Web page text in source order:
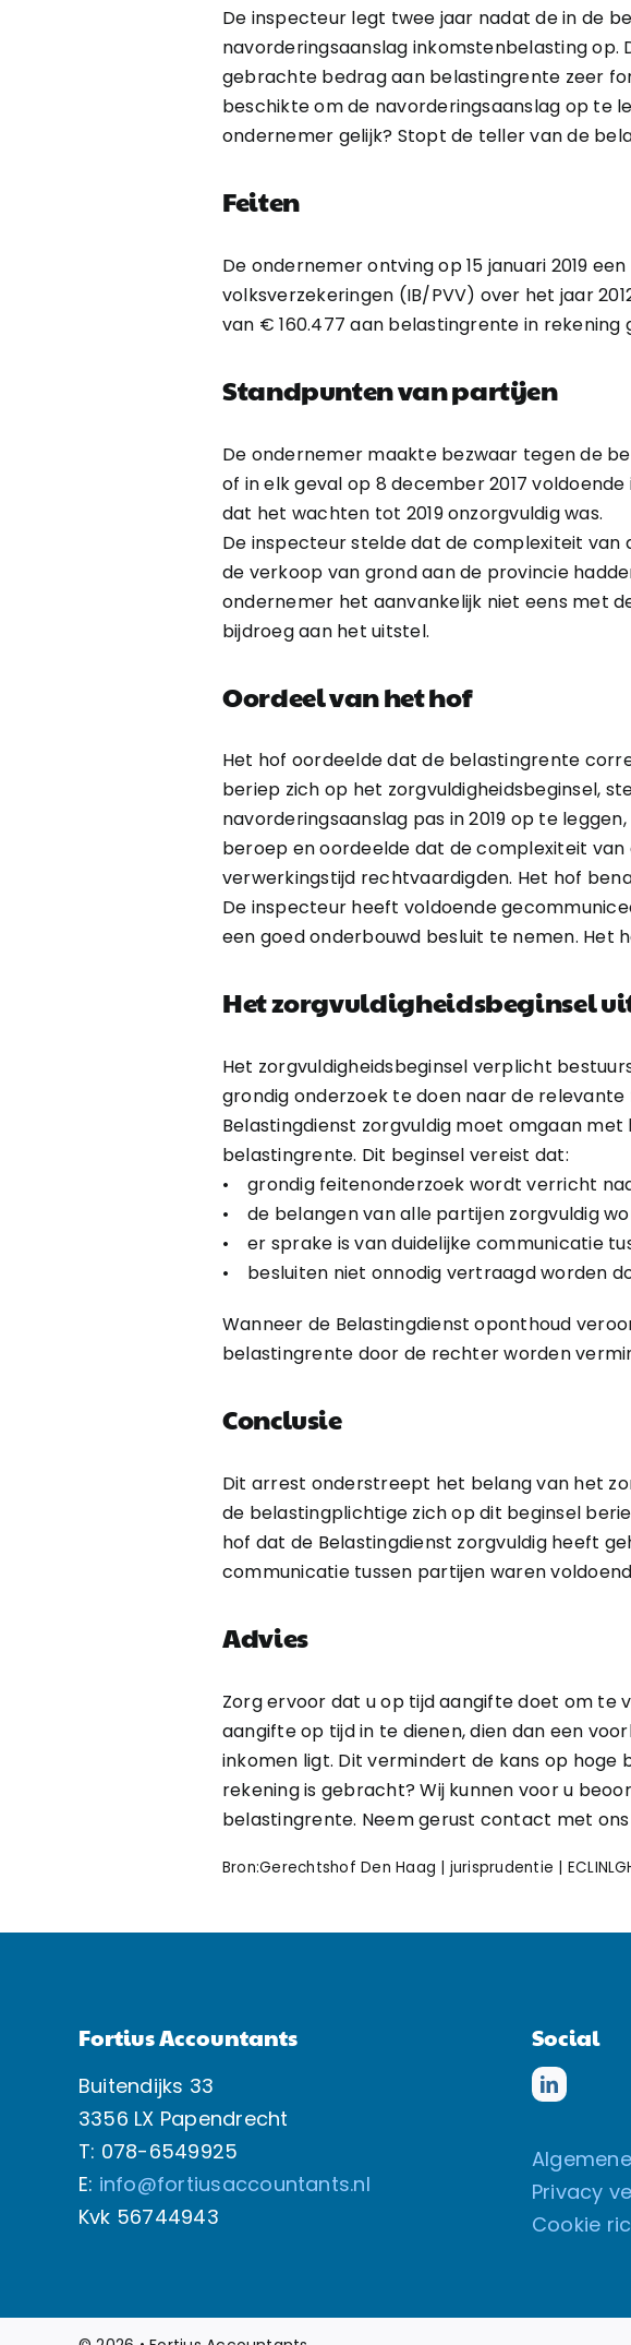
De inspecteur legt twee jaar nadat de in de
navorderingsaanslag inkomstenbelasting
gebrachte bedrag aan belastingrente zeer
beschikte om de navorderingsaanslag op te
ondernemer gelijk? Stopt de teller van de
Feiten
De ondernemer ontving op 15 januari 2019
volksverzekeringen (IB/PVV) over het jaar
van € 160.477 aan belastingrente in rekening
Standpunten van partijen
De ondernemer maakte bezwaar tegen de
of in elk geval op 8 december 2017
dat het wachten tot 2019 onzorgvuldig was.
De inspecteur stelde dat de complexiteit van
de verkoop van grond aan de provincie
ondernemer het aanvankelijk niet eens met
bijdroeg aan het uitstel.
Oordeel van het hof
Het hof oordeelde dat de belastingrente
beriep zich op het zorgvuldigheidsbeginsel,
navorderingsaanslag pas in 2019 op te
beroep en oordeelde dat de complexiteit
verwerkingstijd rechtvaardigden. Het hof
De inspecteur heeft voldoende
een goed onderbouwd besluit te nemen. Het
Het zorgvuldigheidsbeginsel
Het zorgvuldigheidsbeginsel verplicht
grondig onderzoek te doen naar de
Belastingdienst zorgvuldig moet omgaan
belastingrente. Dit beginsel vereist dat:
• grondig feitenonderzoek wordt verricht
• de belangen van alle partijen zorgvuldig
• er sprake is van duidelijke communicatie
• besluiten niet onnodig vertraagd worden
Wanneer de Belastingdienst oponthoud
belastingrente door de rechter worden
Conclusie
Dit arrest onderstreept het belang van het
de belastingplichtige zich op dit beginsel
hof dat de Belastingdienst zorgvuldig heeft
communicatie tussen partijen waren
Advies
Zorg ervoor dat u op tijd aangifte doet om
aangifte op tijd in te dienen, dien dan een
inkomen ligt. Dit vermindert de kans op
rekening is gebracht? Wij kunnen voor u
belastingrente. Neem gerust contact met
Bron:Gerechtshof Den Haag | jurisprudentie |
Fortius Accountants
Buitendijks 33
3356 LX Papendrecht
T: 078-6549925
E: info@fortiusaccountants.nl
Kvk 56744943
Social
Privacy
Cookie